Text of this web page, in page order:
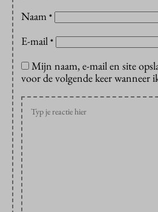
Naam *
E-mail *
Mijn naam, e-mail en site
voor de volgende keer wanneer